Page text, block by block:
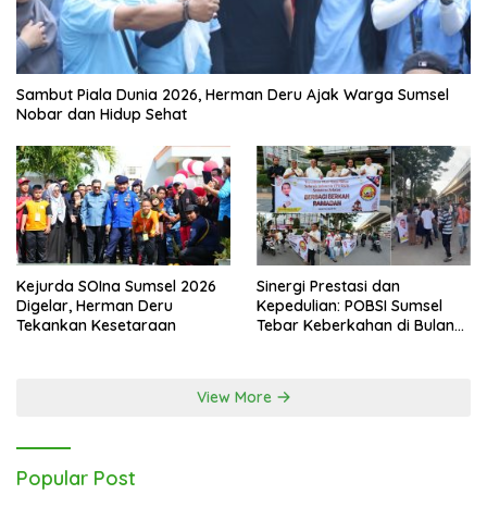
Sambut Piala Dunia 2026, Herman Deru Ajak Warga Sumsel
Nobar dan Hidup Sehat
Kejurda SOIna Sumsel 2026
Digelar, Herman Deru
Tekankan Kesetaraan
Sinergi Prestasi dan
Kepedulian: POBSI Sumsel
Tebar Keberkahan di Bulan
View More
Popular Post